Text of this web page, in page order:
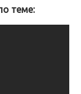
теме: